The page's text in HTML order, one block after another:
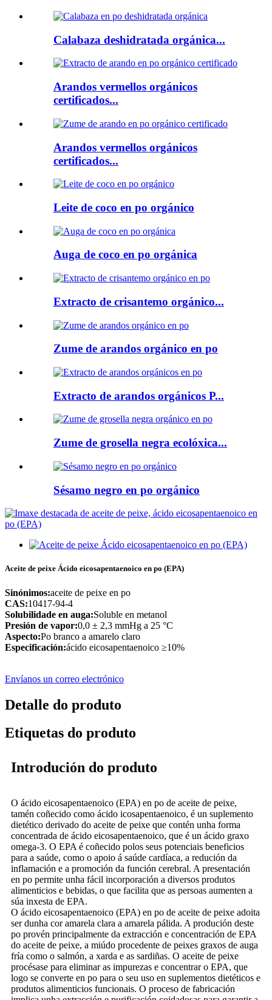
Calabaza deshidratada orgánica...
Arandos vermellos orgánicos
certificados...
Arandos vermellos orgánicos
certificados...
Leite de coco en po orgánico
Auga de coco en po orgánica
Extracto de crisantemo orgánico...
Zume de arandos orgánico en po
Extracto de arandos orgánicos P...
Zume de grosella negra ecolóxica...
Sésamo negro en po orgánico
Aceite de peixe Ácido eicosapentaenoico en po (EPA)
Sinónimos:aceite de peixe en po
CAS:10417-94-4
Solubilidade en auga:Soluble en metanol
Presión de vapor:0,0 ± 2,3 mmHg a 25 °C
Aspecto:Po branco a amarelo claro
Especificación:ácido eicosapentaenoico ≥10%
Envíanos un correo electrónico
Detalle do produto
Etiquetas do produto
Introdución do produto
O ácido eicosapentaenoico (EPA) en po de aceite de peixe,
tamén coñecido como ácido icosapentaenoico, é un suplemento
dietético derivado do aceite de peixe que contén unha forma
concentrada de ácido eicosapentaenoico, que é un ácido graxo
omega-3. O EPA é coñecido polos seus potenciais beneficios
para a saúde, como o apoio á saúde cardíaca, a redución da
inflamación e a promoción da función cerebral. A presentación
en po permite unha fácil incorporación a diversos produtos
alimenticios e bebidas, o que facilita que as persoas aumenten a
súa inxesta de EPA.
O ácido eicosapentaenoico (EPA) en po de aceite de peixe adoita
ser dunha cor amarela clara a amarela pálida. A produción deste
po provén principalmente da extracción e concentración de EPA
do aceite de peixe, a miúdo procedente de peixes graxos de auga
fría como o salmón, a xarda e as sardiñas. O aceite de peixe
procésase para eliminar as impurezas e concentrar o EPA, que
logo se converte en po para o seu uso en suplementos dietéticos e
produtos alimenticios funcionais. O proceso de fabricación